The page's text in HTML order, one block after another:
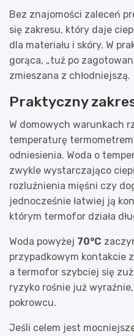
Bez znajomości zaleceń
się zakresu, który daje
dla materiału i skóry. W
gorąca, „tuż po
zmieszana z chłodniejszą.
Praktyczny
W domowych warunkach
temperaturę
odniesienia. Woda o
zwykle wystarczająco
rozluźnienia mięśni czy
jednocześnie łatwiej ją
którym termofor działa
Woda powyżej 70°C
przypadkowym kontakcie
a termofor szybciej się
ryzyko rośnie już
pokrowcu.
Jeśli celem jest